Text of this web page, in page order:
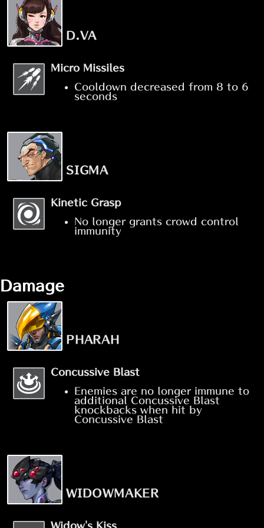
D.VA
Micro Missiles
Cooldown decreased from 8 to 6
seconds
SIGMA
Kinetic Grasp
No longer grants crowd control
immunity
Damage
PHARAH
Concussive Blast
Enemies are no longer immune to
additional Concussive Blast
knockbacks when hit by
Concussive Blast
WIDOWMAKER
Widow's Kiss